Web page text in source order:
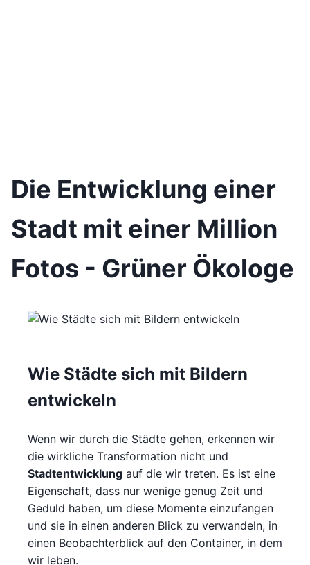
Die Entwicklung einer
Stadt mit einer Million
Fotos - Grüner Ökologe
Wie Städte sich mit Bildern
entwickeln
Wenn wir durch die Städte gehen, erkennen wir
die wirkliche Transformation nicht und
Stadtentwicklung auf die wir treten. Es ist eine
Eigenschaft, dass nur wenige genug Zeit und
Geduld haben, um diese Momente einzufangen
und sie in einen anderen Blick zu verwandeln, in
einen Beobachterblick auf den Container, in dem
wir leben.